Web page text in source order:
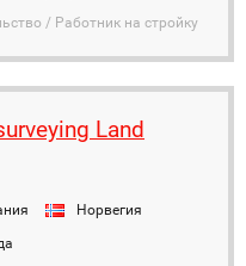
/ Работник на стройку
Land
Норвегия